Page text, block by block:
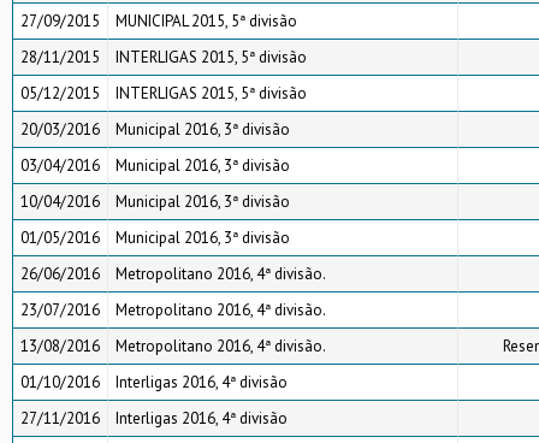
27/09/2015
MUNICIPAL 2015, 5ª divisão
28/11/2015
INTERLIGAS 2015, 5ª divisão
05/12/2015
INTERLIGAS 2015, 5ª divisão
20/03/2016
Municipal 2016, 3ª divisão
03/04/2016
Municipal 2016, 3ª divisão
10/04/2016
Municipal 2016, 3ª divisão
01/05/2016
Municipal 2016, 3ª divisão
26/06/2016
Metropolitano 2016, 4ª divisão.
23/07/2016
Metropolitano 2016, 4ª divisão.
13/08/2016
Metropolitano 2016, 4ª divisão.
01/10/2016
Interligas 2016, 4ª divisão
27/11/2016
Interligas 2016, 4ª divisão